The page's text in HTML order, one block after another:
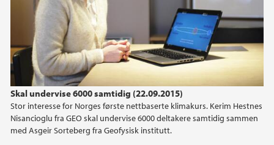
Skal undervise 6000 samtidig (22.09.2015)
Stor interesse for Norges første nettbaserte klimakurs. Kerim Hestnes
Nisancioglu fra GEO skal undervise 6000 deltakere samtidig sammen
med Asgeir Sorteberg fra Geofysisk institutt.
2016
2015
2014
2013